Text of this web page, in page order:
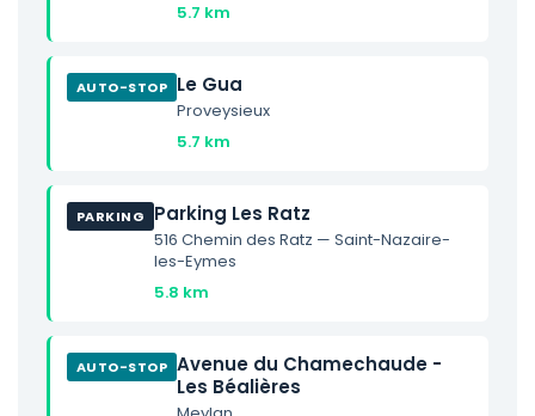
5.7 km
AUTO-STOP Le Gua
Proveysieux
5.7 km
PARKING Parking Les Ratz
516 Chemin des Ratz — Saint-Nazaire-
les-Eymes
5.8 km
AUTO-STOP Avenue du Chamechaude -
Les Béalières